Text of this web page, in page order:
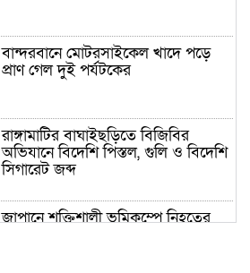
বান্দরবানে মোটরসাইকেল খাদে পড়ে
প্রাণ গেল দুই পর্যটকের
রাঙ্গামাটির বাঘাইছড়িতে বিজিবির
অভিযানে বিদেশি পিস্তল, গুলি ও বিদেশি
সিগারেট জব্দ
জাপানে শক্তিশালী ভূমিকম্পে নিহতের